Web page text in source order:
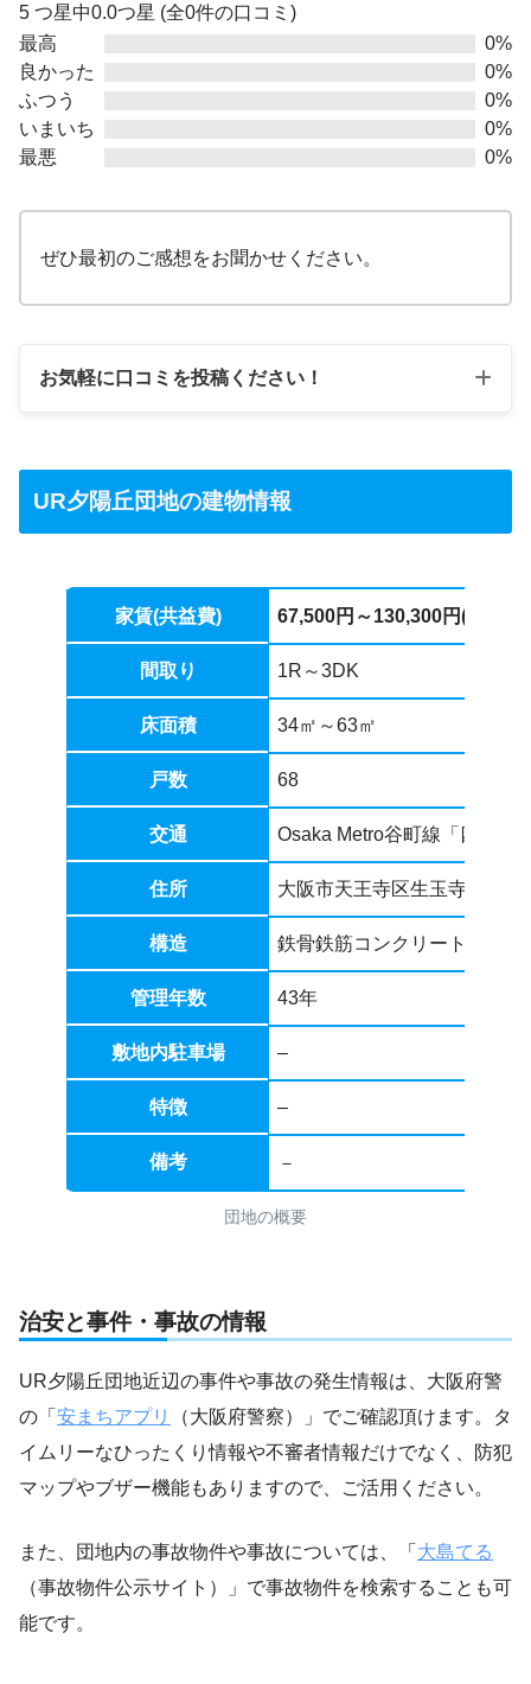
5 つ星中0.0つ星 (全0件の口コミ)
最高
0%
良かった
0%
ふつう
0%
いまいち
0%
最悪
0%
ぜひ最初のご感想をお聞かせください。
お気軽に口コミを投稿ください！
口コミのタイトル
年齢層・性別・家族構成など
あくまで私個人の感想になります。
UR夕陽丘団地の建物情報
家賃(共益費) 67,500円～130,300円(4,000
間取り 1R～3DK
床面積 34㎡～63㎡
戸数 68
交通 Osaka Metro谷町線「四天王
住所 大阪市天王寺区生玉寺町7番
構造 鉄骨鉄筋コンクリート造10
管理年数 43年
敷地内駐車場 –
特徴 –
備考 －
団地の概要
治安と事件・事故の情報
UR夕陽丘団地近辺の事件や事故の発生情報は、大阪府警
の「 安まちアプリ
（大阪府警察）」でご確認頂けます。タ
イムリーなひったくり情報や不審者情報だけでなく、防犯
マップやブザー機能もありますので、ご活用ください。
また、団地内の事故物件や事故については、「 大島てる
（事故物件公示サイト）」で事故物件を検索することも可
能です。